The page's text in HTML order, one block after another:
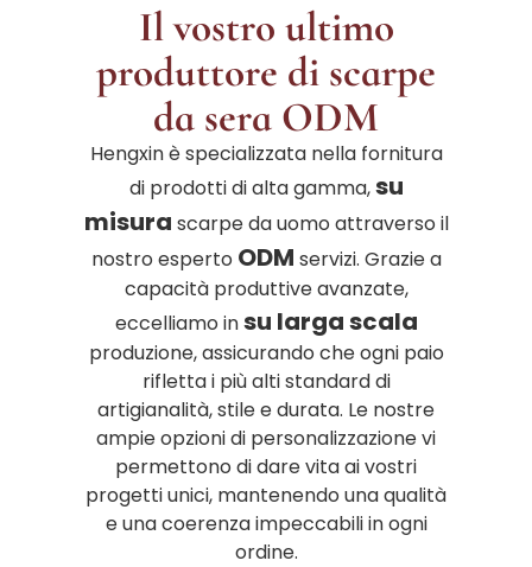
Il vostro ultimo
produttore di scarpe
da sera ODM
Hengxin è specializzata nella fornitura
di prodotti di alta gamma,su
misura scarpe da uomo attraverso il
nostro esperto ODM servizi. Grazie a
capacità produttive avanzate,
eccelliamo insu larga scala
produzione, assicurando che ogni paio
rifletta i più alti standard di
artigianalità, stile e durata. Le nostre
ampie opzioni di personalizzazione vi
permettono di dare vita ai vostri
progetti unici, mantenendo una qualità
e una coerenza impeccabili in ogni
ordine.